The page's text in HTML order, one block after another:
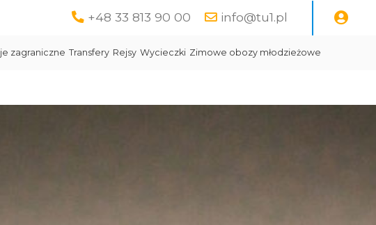
+48 33 813 90 00 info@tu1.pl
zagraniczne Transfery Rejsy Wycieczki Zimowe obozy młodzieżowe